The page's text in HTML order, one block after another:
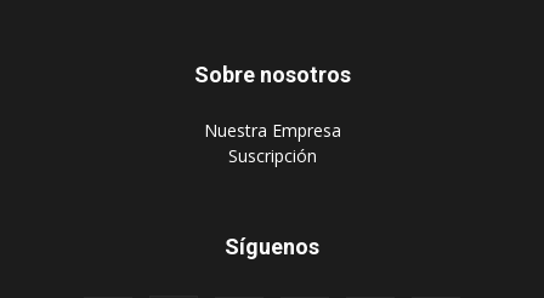
Sobre nosotros
‎Nuestra Empresa
‎Suscripción
Síguenos